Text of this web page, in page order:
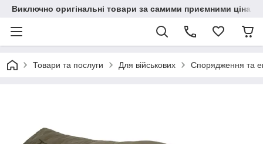
Виключно оригінальні товари за самими приємними
Товари та послуги Для військових Спорядження та